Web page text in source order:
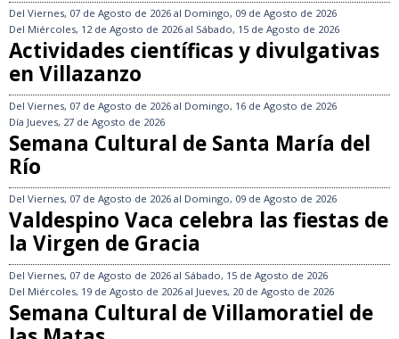
Del Viernes, 07 de Agosto de 2026 al Domingo, 09 de Agosto de 2026
Del Miércoles, 12 de Agosto de 2026 al Sábado, 15 de Agosto de 2026
Actividades científicas y divulgativas
en Villazanzo
Del Viernes, 07 de Agosto de 2026 al Domingo, 16 de Agosto de 2026
Día Jueves, 27 de Agosto de 2026
Semana Cultural de Santa María del
Río
Del Viernes, 07 de Agosto de 2026 al Domingo, 09 de Agosto de 2026
Valdespino Vaca celebra las fiestas de
la Virgen de Gracia
Del Viernes, 07 de Agosto de 2026 al Sábado, 15 de Agosto de 2026
Del Miércoles, 19 de Agosto de 2026 al Jueves, 20 de Agosto de 2026
Semana Cultural de Villamoratiel de